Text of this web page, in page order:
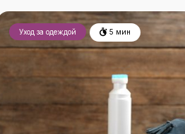
Уход за одеждой 5 мин